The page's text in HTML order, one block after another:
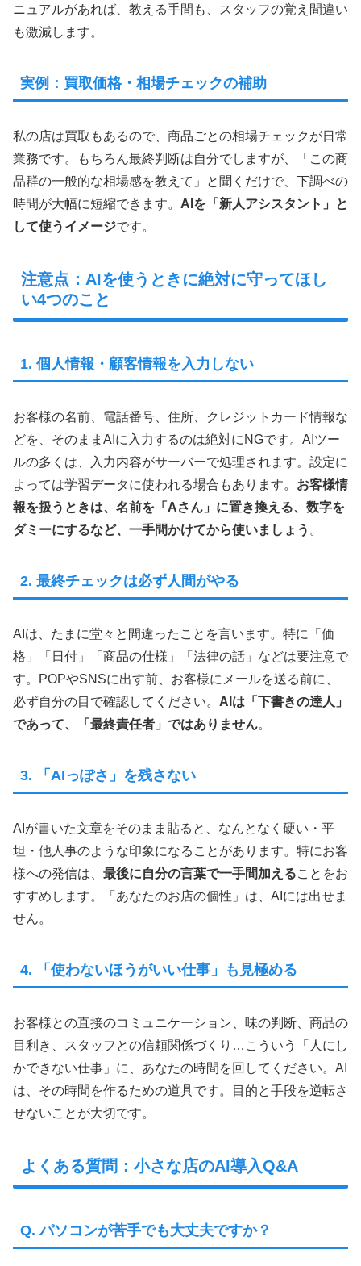
ニュアルがあれば、教える手間も、スタッフの覚え間違い
も激減します。
実例：買取価格・相場チェックの補助
私の店は買取もあるので、商品ごとの相場チェックが日常
業務です。もちろん最終判断は自分でしますが、「この商
品群の一般的な相場感を教えて」と聞くだけで、下調べの
時間が大幅に短縮できます。 AIを「新人アシスタント」と
して使うイメージです。
注意点：AIを使うときに絶対に守ってほし
い4つのこと
1. 個人情報・顧客情報を入力しない
お客様の名前、電話番号、住所、クレジットカード情報な
どを、そのままAIに入力するのは絶対にNGです。AIツー
ルの多くは、入力内容がサーバーで処理されます。設定に
よっては学習データに使われる場合もあります。 お客様情
報を扱うときは、名前を「Aさん」に置き換える、数字を
ダミーにするなど、一手間かけてから使いましょう 。
2. 最終チェックは必ず人間がやる
AIは、たまに堂々と間違ったことを言います。特に「価
格」「日付」「商品の仕様」「法律の話」などは要注意で
す。POPやSNSに出す前、お客様にメールを送る前に、
必ず自分の目で確認してください。 AIは「下書きの達人」
であって、「最終責任者」ではありません。
3. 「AIっぽさ」を残さない
AIが書いた文章をそのまま貼ると、なんとなく硬い・平
坦・他人事のような印象になることがあります。特にお客
様への発信は、 最後に自分の言葉で一手間加えることをお
すすめします。「あなたのお店の個性」は、AIには出せま
せん。
4. 「使わないほうがいい仕事」も見極める
お客様との直接のコミュニケーション、味の判断、商品の
目利き、スタッフとの信頼関係づくり…こういう「人にし
かできない仕事」に、あなたの時間を回してください。AI
は、その時間を作るための道具です。目的と手段を逆転さ
せないことが大切です。
よくある質問：小さな店のAI導入Q&A
Q. パソコンが苦手でも大丈夫ですか？